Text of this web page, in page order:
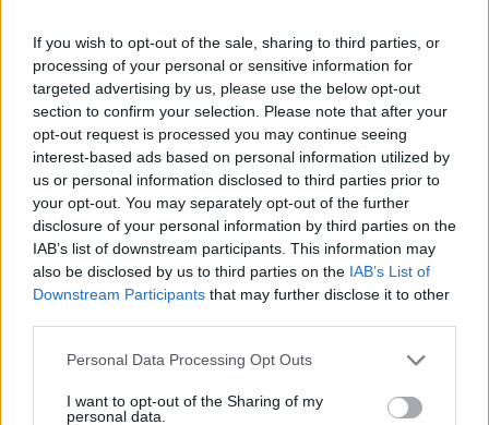
If you wish to opt-out of the sale, sharing to third parties, or
processing of your personal or sensitive information for
targeted advertising by us, please use the below opt-out
section to confirm your selection. Please note that after your
opt-out request is processed you may continue seeing
interest-based ads based on personal information utilized by
us or personal information disclosed to third parties prior to
your opt-out. You may separately opt-out of the further
disclosure of your personal information by third parties on the
IAB’s list of downstream participants. This information may
also be disclosed by us to third parties on the IAB’s List of
Downstream Participants that may further disclose it to other
Please note that this website/app uses one or more Google
not limited to your visit or usage behaviour. You may click to
Personal Data Processing Opt Outs
I want to opt-out of the Sharing of my
personal data.
Często sprawdzane
Więcej niż jeden profesor
Uwaga na błędne użycietakiż
Wcale nie peryferyjne problemy
Ciekawostki
Stargard— Stargard był Szczeciński , ale już nie jest
Aleman— Etymologia nazwyAlemanowie
biedronka— Skąd nazwa biedronki?